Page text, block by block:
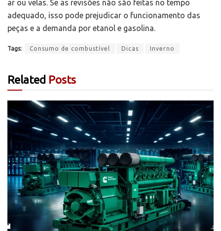
ar ou velas. Se as revisões não são feitas no tempo
adequado, isso pode prejudicar o funcionamento das
peças e a demanda por etanol e gasolina.
Tags: Consumo de combustível Dicas Inverno
Related Posts